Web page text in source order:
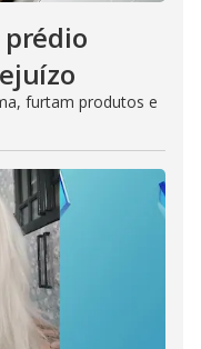
prédio
furtam produtos e